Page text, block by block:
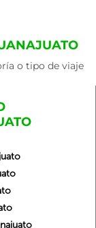
o tipo de viaje